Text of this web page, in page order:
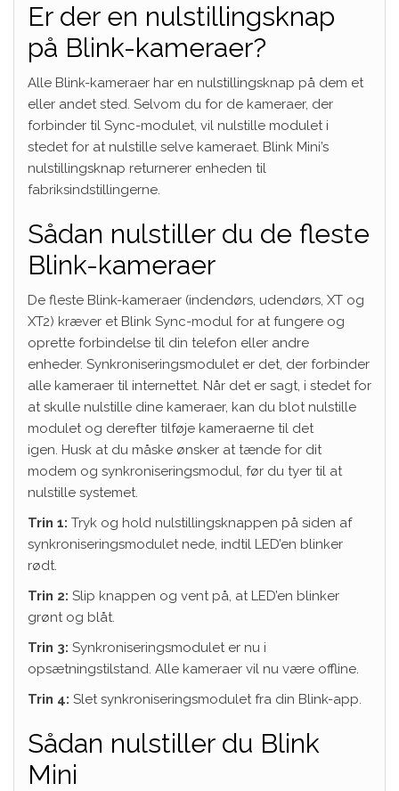
Er der en nulstillingsknap
på Blink-kameraer?
Alle Blink-kameraer har en nulstillingsknap på dem et
eller andet sted. Selvom du for de kameraer, der
forbinder til Sync-modulet, vil nulstille modulet i
stedet for at nulstille selve kameraet. Blink Mini’s
nulstillingsknap returnerer enheden til
fabriksindstillingerne.
Sådan nulstiller du de fleste
Blink-kameraer
De fleste Blink-kameraer (indendørs, udendørs, XT og
XT2) kræver et Blink Sync-modul for at fungere og
oprette forbindelse til din telefon eller andre
enheder. Synkroniseringsmodulet er det, der forbinder
alle kameraer til internettet. Når det er sagt, i stedet for
at skulle nulstille dine kameraer, kan du blot nulstille
modulet og derefter tilføje kameraerne til det
igen. Husk at du måske ønsker at tænde for dit
modem og synkroniseringsmodul, før du tyer til at
nulstille systemet.
Trin 1: Tryk og hold nulstillingsknappen på siden af ​​
synkroniseringsmodulet nede, indtil LED’en blinker
rødt.
Trin 2: Slip knappen og vent på, at LED’en blinker
grønt og blåt.
Trin 3: Synkroniseringsmodulet er nu i
opsætningstilstand. Alle kameraer vil nu være offline.
Trin 4: Slet synkroniseringsmodulet fra din Blink-app.
Sådan nulstiller du Blink
Mini